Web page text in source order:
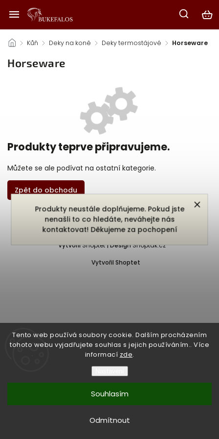
Tento web používá soubory cookie. Dalším procházením
tohoto webu vyjadřujete souhlas s jejich používáním.. Více
informací zde.
Odmítnout
Souhlasím
Produkty neustále doplňujeme. Pokud jste
nenašli to co hledáte, neváhejte nás
kontaktovat! Děkujeme za pochopení
/ Kůň / Deky na koně / Deky termostájové / Horseware
Horseware
Produkty teprve připravujeme.
Můžete se ale podívat na ostatní kategorie.
Zpět do obchodu
Vytvořil Shoptet
Copyright 2026Bukefalos. Všechna práva vyhrazena.
Vytvořil Shoptet | Design Shoptak.cz